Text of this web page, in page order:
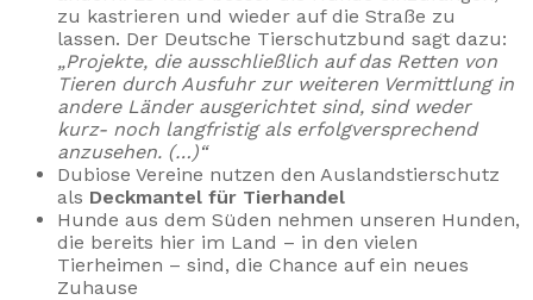
zu kastrieren und wieder auf die Straße zu
lassen. Der Deutsche Tierschutzbund sagt dazu:
„Projekte, die ausschließlich auf das Retten von
Tieren durch Ausfuhr zur weiteren Vermittlung in
andere Länder ausgerichtet sind, sind weder
kurz- noch langfristig als erfolgversprechend
anzusehen. (…)“
Dubiose Vereine nutzen den Auslandstierschutz
als Deckmantel für Tierhandel
Hunde aus dem Süden nehmen unseren Hunden,
die bereits hier im Land – in den vielen
Tierheimen – sind, die Chance auf ein neues
Zuhause